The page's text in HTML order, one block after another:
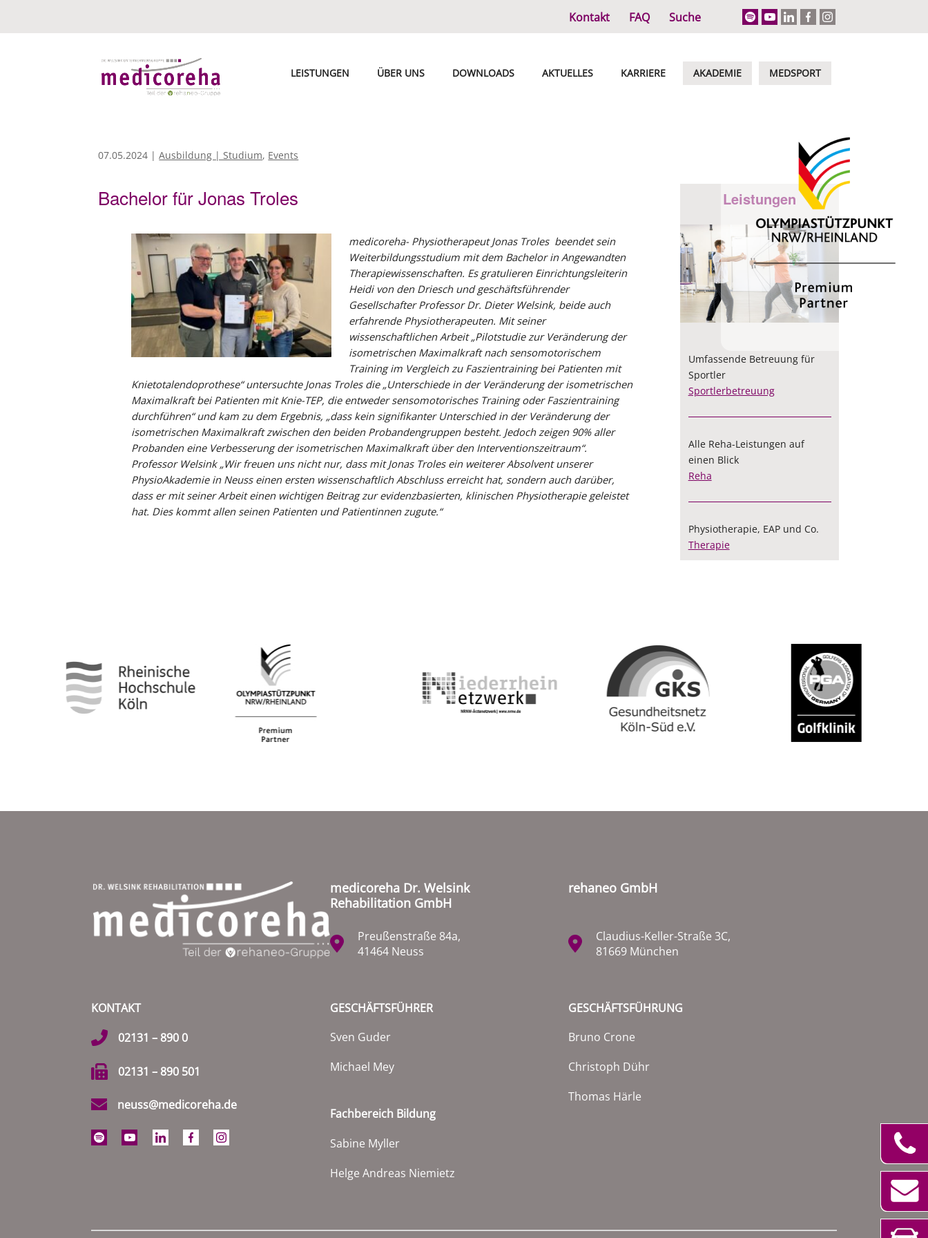
Kontakt FAQ Suche
LEISTUNGEN
THERAPIE
Rehabilitation &
Physiotherapie &
Ergotherapie
Besondere Versorgung
MedSport-Konzept
Reha-Antrag, Infos und
Formulare
SPORTLERBETREUUNG
Athletiktraining
Sportphysiotherapie
Leistungsdiagnostik
PRÄVENTION
Beratung & Tests
Gerätetraining (PAT)
Personal Training
ÜBER UNS
ANSPRECHPARTNER
Ärzte/Ärztinnen
STANDORTE
Neuss
Mönchengladbach
Köln
Mülheim an der Ruhr
ÜBER MEDICOREHA
DOWNLOADS
ÜBUNGEN
Entspannungs Übungen
ANTRÄGE
Für Ärzte
Rehabilitation
RV Fit
ZUM HÖREN
Entspannung
AKTUELLES
NEWS
medicoreha News
TERMINE
medicoreha Termine
PODCAST
KARRIERE AKADEMIE MEDSPORT
07.05.2024 |Ausbildung | Studium, Events
Bachelor für Jonas Troles
medicoreha- Physiotherapeut Jonas Troles beendet sein
Weiterbildungsstudium mit dem Bachelor in Angewandten
Therapiewissenschaften. Es gratulieren Einrichtungsleiterin
Heidi von den Driesch und geschäftsführender
Gesellschafter Professor Dr. Dieter Welsink, beide auch
erfahrende Physiotherapeuten. Mit seiner
wissenschaftlichen Arbeit „Pilotstudie zur Veränderung der
isometrischen Maximalkraft nach sensomotorischem
Training im Vergleich zu Faszientraining bei Patienten mit
Knietotalendoprothese“ untersuchte Jonas Troles die „Unterschiede in der Veränderung der isometrischen
Maximalkraft bei Patienten mit Knie-TEP, die entweder sensomotorisches Training oder Faszientraining
durchführen“ und kam zu dem Ergebnis, „dass kein signifikanter Unterschied in der Veränderung der
isometrischen Maximalkraft zwischen den beiden Probandengruppen besteht. Jedoch zeigen 90% aller
Probanden eine Verbesserung der isometrischen Maximalkraft über den Interventionszeitraum“.
Professor Welsink „Wir freuen uns nicht nur, dass mit Jonas Troles ein weiterer Absolvent unserer
PhysioAkademie in Neuss einen ersten wissenschaftlich Abschluss erreicht hat, sondern auch darüber,
dass er mit seiner Arbeit einen wichtigen Beitrag zur evidenzbasierten, klinischen Physiotherapie geleistet
hat. Dies kommt allen seinen Patienten und Patientinnen zugute.“
Leistungen
Umfassende Betreuung für
Sportler
Sportlerbetreuung
Alle Reha-Leistungen auf
einen Blick
Reha
Physiotherapie, EAP und Co.
Therapie
KONTAKT
02131 – 890 0
02131 – 890 501
neuss@medicoreha.de
medicoreha Dr. Welsink
Rehabilitation GmbH
Preußenstraße 84a,
41464 Neuss
GESCHÄFTSFÜHRER
Sven Guder
Michael Mey
Fachbereich Bildung
Sabine Myller
Helge Andreas Niemietz
rehaneo GmbH
Claudius-Keller-Straße 3C,
81669 München
GESCHÄFTSFÜHRUNG
Bruno Crone
Christoph Dühr
Thomas Härle